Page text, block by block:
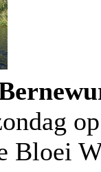
Bloei